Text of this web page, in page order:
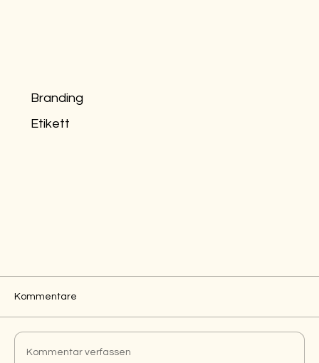
Branding
Etikett
Kommentare
Kommentar verfassen